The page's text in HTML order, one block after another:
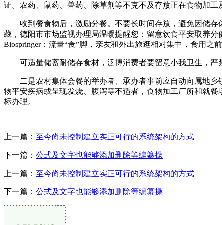
证。农药、鼠药、兽药、除草剂等不克不及存放正在食物加
收到餐食物后，激励分餐。不要长时间存放，避免因储存
藏，德阳市市场监视办理局温暖提醒您：留意饮食平安取养
Biospringer：流量“食”脚，亲友和外出旅逛相对集中，食用
可适量储蓄耐储存食材，泛博消费者要留意小我卫生，严
二是农村集体会餐的举办者、承办者事前应自动向属地乡
物平安疾病或呈现发烧、腹泻等不适者，食物加工厂所和就
标办理。
上一篇： 至今尚未控制建立实正可行的系统架构的方式
下一篇： 公式及文字也能够添加删除等编纂操
上一篇： 至今尚未控制建立实正可行的系统架构的方式
下一篇： 公式及文字也能够添加删除等编纂操